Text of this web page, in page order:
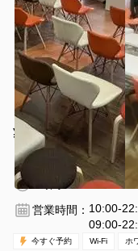
¥6000 〜 ¥7000 /
渋谷駅 徒歩6分東京
2時間〜
営業時間： 10:00-
09:00-
今すぐ予約 Wi-Fi ホ